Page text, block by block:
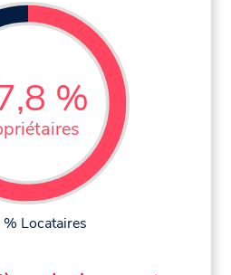
%
Locataires